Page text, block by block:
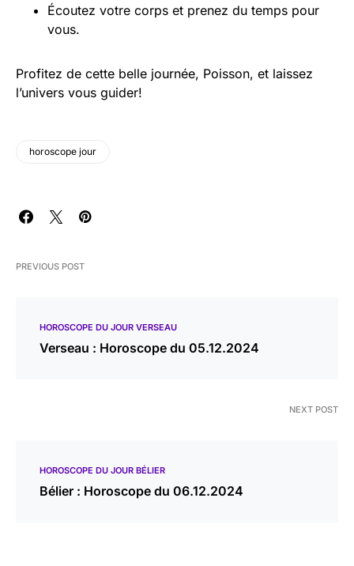
Écoutez votre corps et prenez du temps pour
vous.
Profitez de cette belle journée, Poisson, et laissez
l’univers vous guider!
horoscope jour
PREVIOUS POST
HOROSCOPE DU JOUR VERSEAU
Verseau : Horoscope du 05.12.2024
NEXT POST
HOROSCOPE DU JOUR BÉLIER
Bélier : Horoscope du 06.12.2024